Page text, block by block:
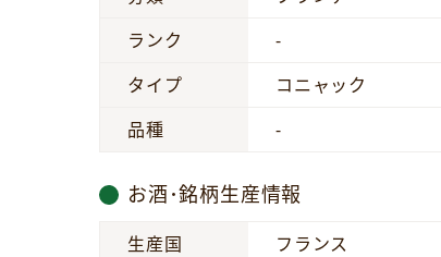
ランク
-
タイプ
コニャック
品種
-
お酒･銘柄生産情報
生産国
フランス